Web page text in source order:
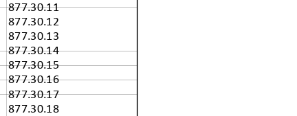
877.30.11
877.30.12
877.30.13
877.30.14
877.30.15
877.30.16
877.30.17
877.30.18